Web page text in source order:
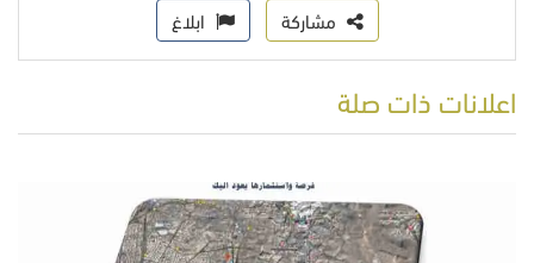
مشاركة ابلاغ
اعلانات ذات صلة